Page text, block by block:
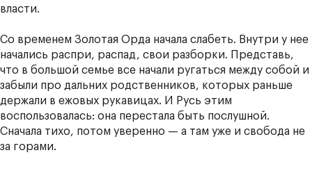
власти.
Со временем Золотая Орда начала слабеть. Внутри у нее
начались распри, распад, свои разборки. Представь,
что в большой семье все начали ругаться между собой и
забыли про дальних родственников, которых раньше
держали в ежовых рукавицах. И Русь этим
воспользовалась: она перестала быть послушной.
Сначала тихо, потом уверенно — а там уже и свобода не
за горами.